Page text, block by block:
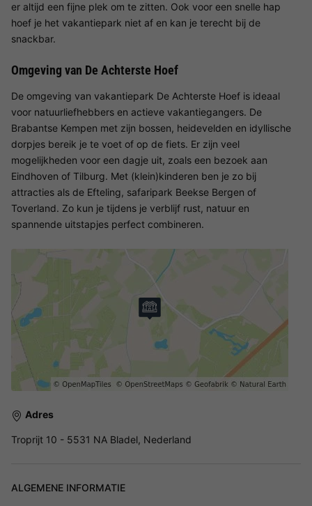
er altijd een fijne plek om te zitten. Ook voor een snelle hap
hoef je het vakantiepark niet af en kan je terecht bij de
snackbar.
Omgeving van De Achterste Hoef
De omgeving van vakantiepark De Achterste Hoef is ideaal
voor natuurliefhebbers en actieve vakantiegangers. De
Brabantse Kempen met zijn bossen, heidevelden en idyllische
dorpjes bereik je te voet of op de fiets. Er zijn veel
mogelijkheden voor een dagje uit, zoals een bezoek aan
Eindhoven of Tilburg. Met (klein)kinderen ben je zo bij
attracties als de Efteling, safaripark Beekse Bergen of
Toverland. Zo kun je tijdens je verblijf rust, natuur en
spannende uitstapjes perfect combineren.
Adres
Troprijt 10 - 5531 NA Bladel, Nederland
ALGEMENE INFORMATIE